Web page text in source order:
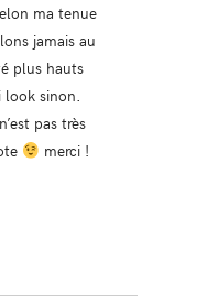
ma tenue
jamais au
plus hauts
look sinon.
pas très
merci !